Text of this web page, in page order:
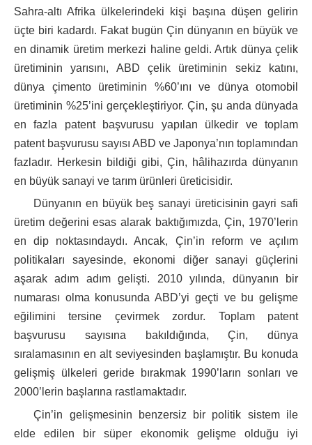
Sahra-altı Afrika ülkelerindeki kişi başına düşen gelirin
üçte biri kadardı. Fakat bugün Çin dünyanın en büyük ve
en dinamik üretim merkezi haline geldi. Artık dünya çelik
üretiminin yarısını, ABD çelik üretiminin sekiz katını,
dünya çimento üretiminin %60’ını ve dünya otomobil
üretiminin %25’ini gerçekleştiriyor. Çin, şu anda dünyada
en fazla patent başvurusu yapılan ülkedir ve toplam
patent başvurusu sayısı ABD ve Japonya’nın toplamından
fazladır. Herkesin bildiği gibi, Çin, hâlihazırda dünyanın
en büyük sanayi ve tarım ürünleri üreticisidir.
Dünyanın en büyük beş sanayi üreticisinin gayri safi
üretim değerini esas alarak baktığımızda, Çin, 1970’lerin
en dip noktasındaydı. Ancak, Çin’in reform ve açılım
politikaları sayesinde, ekonomi diğer sanayi güçlerini
aşarak adım adım gelişti. 2010 yılında, dünyanın bir
numarası olma konusunda ABD’yi geçti ve bu gelişme
eğilimini tersine çevirmek zordur. Toplam patent
başvurusu sayısına bakıldığında, Çin, dünya
sıralamasının en alt seviyesinden başlamıştır. Bu konuda
gelişmiş ülkeleri geride bırakmak 1990’ların sonları ve
2000’lerin başlarına rastlamaktadır.
Çin’in gelişmesinin benzersiz bir politik sistem ile
elde edilen bir süper ekonomik gelişme olduğu iyi